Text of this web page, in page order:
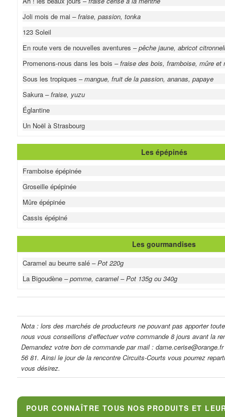
Joli mois de mai– fraise, passion, tonka
123 Soleil
En route vers de nouvelles aventures –pêche jaune, abricot
Promenons-nous dans les bois– fraise des bois, framboise, mûre et
Sous les tropiques –mangue, fruit de la passion, ananas, papaye
Sakura– fraise, yuzu
Églantine
Un Noël à Strasbourg
Les épépinés
Framboise épépinée
Groseille épépinée
Mûre épépinée
Cassis épépiné
Les gourmandises
Caramel au beurre salé– Pot 220g
La Bigoudène – pomme, caramel – Pot 135g ou 340g
Nota : lors des marchés de producteurs ne pouvant pas apporter
nous vous conseillons d’effectuer votre commande 8 jours avant la
Demandez votre bon de commande par mail :
56 81.Ainsi le jour de la rencontre Circuits-Courts vous pourrez
vous désirez.
POUR CONNAÎTRE TOUS NOS PRODUITS ET